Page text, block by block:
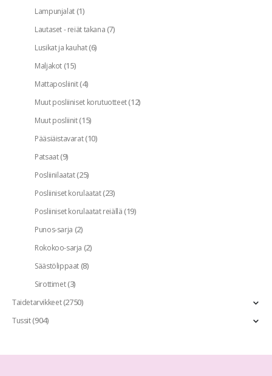
Lampunjalat(1)
Lautaset - reiät takana(7)
Lusikat ja kauhat(6)
Maljakot(15)
Mattaposliinit(4)
Muut posliiniset korutuotteet(12)
Muut posliinit(15)
Pääsiäistavarat(10)
Patsaat(9)
Posliinilaatat(25)
Posliiniset korulaatat(23)
Posliiniset korulaatat reiällä(19)
Punos-sarja (2)
Rokokoo-sarja (2)
Säästölippaat(8)
Sirottimet(3)
Taidetarvikkeet(2750)
Tussit(904)